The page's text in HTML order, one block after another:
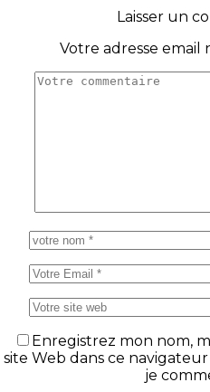
Laisser un
Votre adresse email
Enregistrez mon nom,
site Web dans ce
je